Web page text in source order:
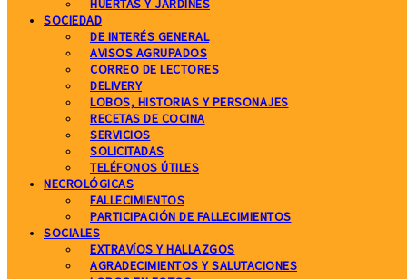
HUERTAS Y JARDINES
SOCIEDAD
DE INTERÉS GENERAL
AVISOS AGRUPADOS
CORREO DE LECTORES
DELIVERY
LOBOS, HISTORIAS Y PERSONAJES
RECETAS DE COCINA
SERVICIOS
SOLICITADAS
TELÉFONOS ÚTILES
NECROLÓGICAS
FALLECIMIENTOS
PARTICIPACIÓN DE FALLECIMIENTOS
SOCIALES
EXTRAVÍOS Y HALLAZGOS
AGRADECIMIENTOS Y SALUTACIONES